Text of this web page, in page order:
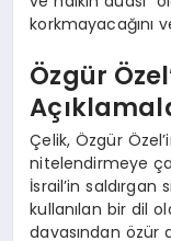
korkmayacağını
Özgür
Çelik, Özgür
nitelendirmeye
İsrail’in
kullanılan bir dil
davasından özür